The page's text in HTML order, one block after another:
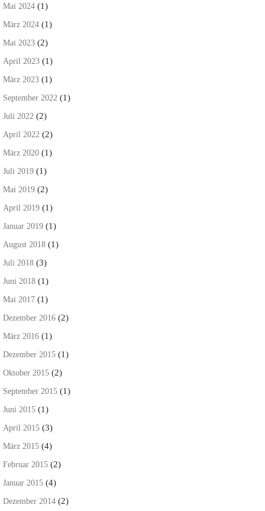
Mai 2024 (1)
März 2024 (1)
Mai 2023 (2)
April 2023 (1)
März 2023 (1)
September 2022 (1)
Juli 2022 (2)
April 2022 (2)
März 2020 (1)
Juli 2019 (1)
Mai 2019 (2)
April 2019 (1)
Januar 2019 (1)
August 2018 (1)
Juli 2018 (3)
Juni 2018 (1)
Mai 2017 (1)
Dezember 2016 (2)
März 2016 (1)
Dezember 2015 (1)
Oktober 2015 (2)
September 2015 (1)
Juni 2015 (1)
April 2015 (3)
März 2015 (4)
Februar 2015 (2)
Januar 2015 (4)
Dezember 2014 (2)